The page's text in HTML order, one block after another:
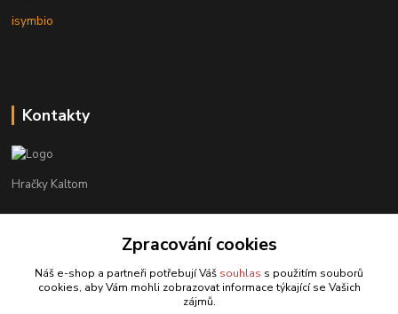
isymbio
Kontakty
Hračky Kaltom
+420 777 538 008
hrackykaltom@gmail.com
Zpracování cookies
Náš e-shop a partneři potřebují Váš souhlas s použitím souborů
cookies, aby Vám mohli zobrazovat informace týkající se Vašich
zájmů.